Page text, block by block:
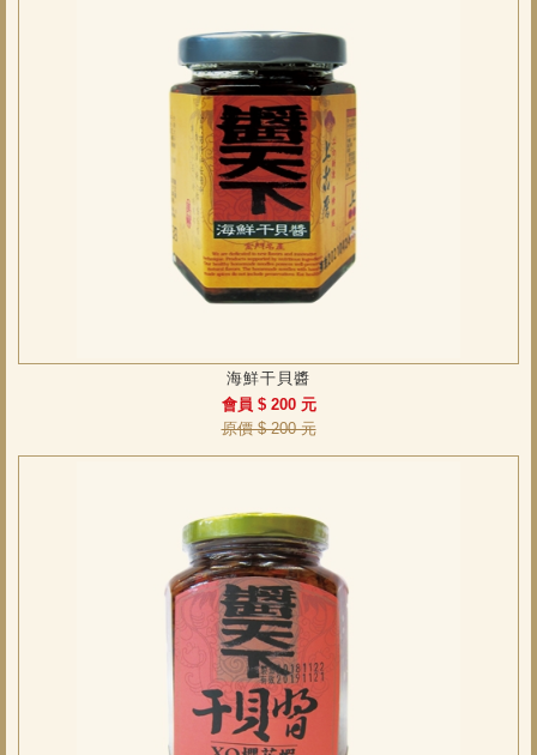
海鮮干貝醬
會員 $ 200 元
原價 $ 200 元